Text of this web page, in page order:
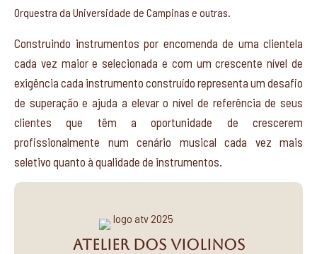
Orquestra da Universidade de Campinas e outras.
Construindo instrumentos por encomenda de uma clientela
cada vez maior e selecionada e com um crescente nível de
exigência cada instrumento construído representa um desafio
de superação e ajuda a elevar o nível de referência de seus
clientes que têm a oportunidade de crescerem
profissionalmente num cenário musical cada vez mais
seletivo quanto à qualidade de instrumentos.
Atelier dos Violinos